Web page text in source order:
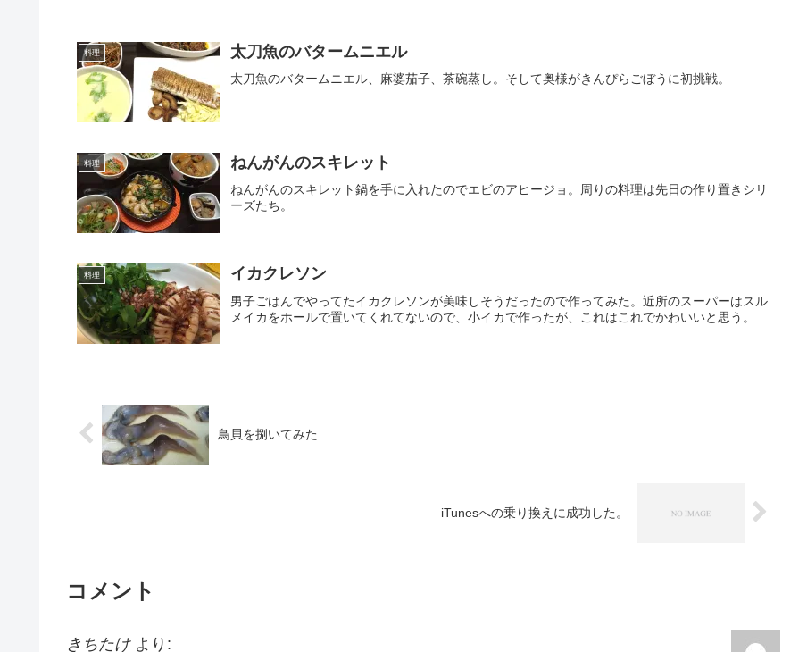
料理 太刀魚のバタームニエル
太刀魚のバタームニエル、麻婆茄子、茶碗蒸し。そして奥様がきんぴらごぼうに初挑戦。
料理 ねんがんのスキレット
ねんがんのスキレット鍋を手に入れたのでエビのアヒージョ。周りの料理は先日の作り置きシリ
ーズたち。
料理 イカクレソン
男子ごはんでやってたイカクレソンが美味しそうだったので作ってみた。近所のスーパーはスル
メイカをホールで置いてくれてないので、小イカで作ったが、これはこれでかわいいと思う。
鳥貝を捌いてみた
iTunesへの乗り換えに成功した。
コメント
きちたけ より: